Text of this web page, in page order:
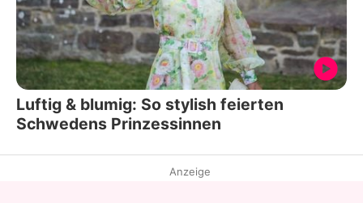
Luftig & blumig: So stylish feierten
Schwedens Prinzessinnen
Anzeige